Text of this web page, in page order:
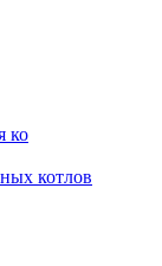
ко
котлов